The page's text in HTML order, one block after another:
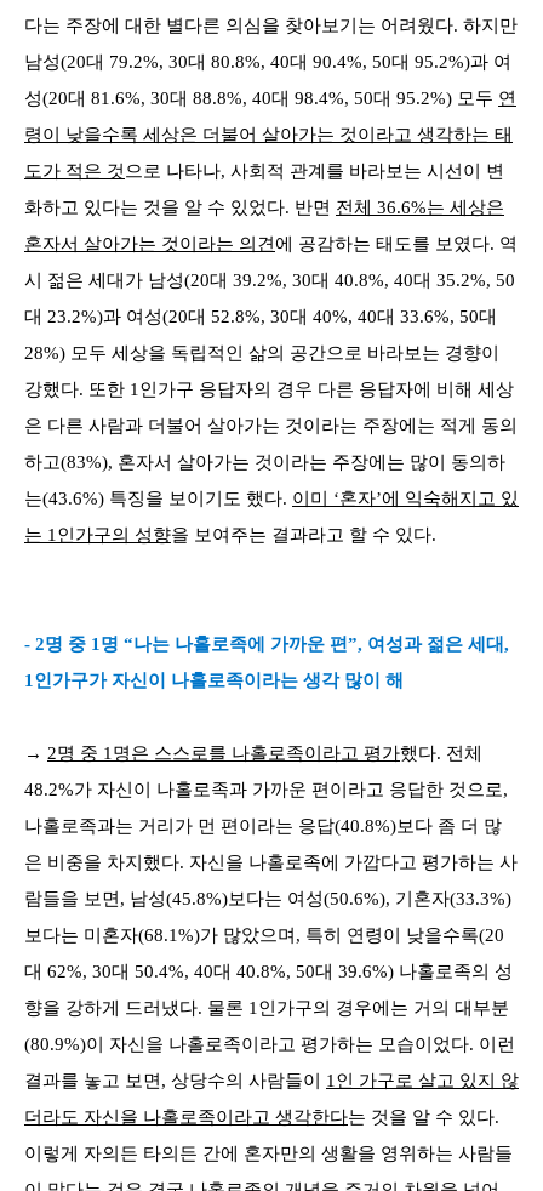
다는 주장에 대한 별다른 의심을 찾아보기는 어려웠다. 하지만
남성(20대 79.2%, 30대 80.8%, 40대 90.4%, 50대 95.2%)과 여
성(20대 81.6%, 30대 88.8%, 40대 98.4%, 50대 95.2%) 모두 연
령이 낮을수록 세상은 더불어 살아가는 것이라고 생각하는 태
도가 적은 것 으로 나타나, 사회적 관계를 바라보는 시선이 변
화하고 있다는 것을 알 수 있었다. 반면 전체 36.6%는 세상은
혼자서 살아가는 것이라는 의견에 공감하는 태도를 보였다. 역
시 젊은 세대가 남성(20대 39.2%, 30대 40.8%, 40대 35.2%, 50
대 23.2%)과 여성(20대 52.8%, 30대 40%, 40대 33.6%, 50대
28%) 모두 세상을 독립적인 삶의 공간으로 바라보는 경향이
강했다. 또한 1인가구 응답자의 경우 다른 응답자에 비해 세상
은 다른 사람과 더불어 살아가는 것이라는 주장에는 적게 동의
하고(83%), 혼자서 살아가는 것이라는 주장에는 많이 동의하
는(43.6%) 특징을 보이기도 했다. 이미 ‘혼자’에 익숙해지고 있
는 1인가구의 성향을 보여주는 결과라고 할 수 있다.
- 2명 중 1명 “나는 나홀로족에 가까운 편”, 여성과 젊은 세대,
1인가구가 자신이 나홀로족이라는 생각 많이 해
→ 2명 중 1명은 스스로를 나홀로족이라고 평가했다. 전체
48.2%가 자신이 나홀로족과 가까운 편이라고 응답한 것으로,
나홀로족과는 거리가 먼 편이라는 응답(40.8%)보다 좀 더 많
은 비중을 차지했다. 자신을 나홀로족에 가깝다고 평가하는 사
람들을 보면, 남성(45.8%)보다는 여성(50.6%), 기혼자(33.3%)
보다는 미혼자(68.1%)가 많았으며, 특히 연령이 낮을수록(20
대 62%, 30대 50.4%, 40대 40.8%, 50대 39.6%) 나홀로족의 성
향을 강하게 드러냈다. 물론 1인가구의 경우에는 거의 대부분
(80.9%)이 자신을 나홀로족이라고 평가하는 모습이었다. 이런
결과를 놓고 보면, 상당수의 사람들이 1인 가구로 살고 있지 않
더라도 자신을 나홀로족이라고 생각한다는 것을 알 수 있다.
이렇게 자의든 타의든 간에 혼자만의 생활을 영위하는 사람들